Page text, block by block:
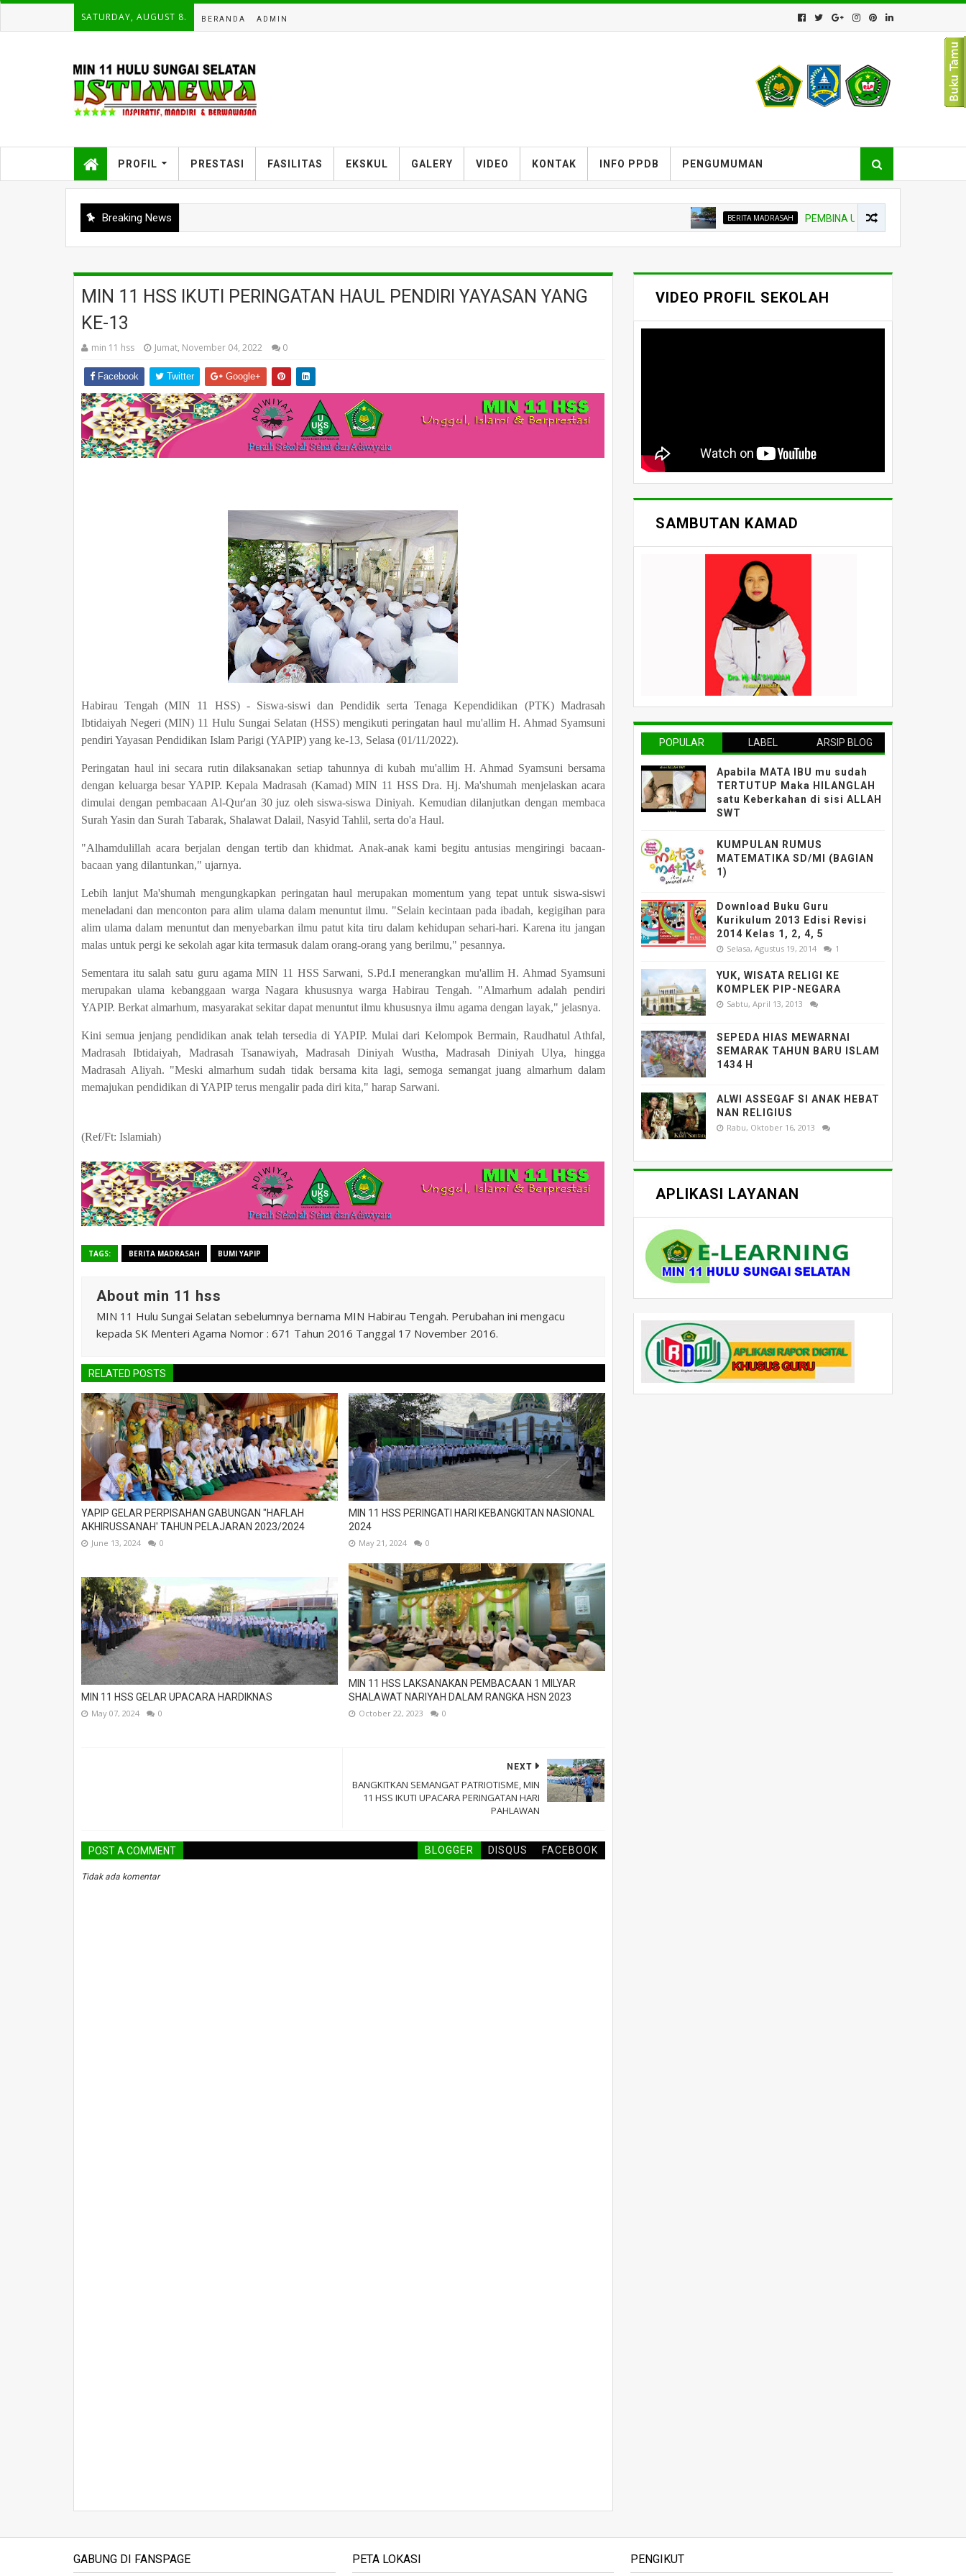
SATURDAY, AUGUST 8. BERANDA ADMIN
PROFIL PRESTASI FASILITAS EKSKUL GALERY VIDEO KONTAK INFO PPDB PENGUMUMAN
Breaking News BERITA MADRASAH PEMBINA UPACARA TEKANKAN NIAT
MIN 11 HSS IKUTI PERINGATAN HAUL PENDIRI YAYASAN YANG
KE-13
min 11 hss Jumat, November 04, 2022 0
Facebook Twitter Google+
Habirau Tengah (MIN 11 HSS) - Siswa-siswi dan Pendidik serta Tenaga Kependidikan (PTK) Madrasah
Ibtidaiyah Negeri (MIN) 11 Hulu Sungai Selatan (HSS) mengikuti peringatan haul mu'allim H. Ahmad Syamsuni
pendiri Yayasan Pendidikan Islam Parigi (YAPIP) yang ke-13, Selasa (01/11/2022).
Peringatan haul ini secara rutin dilaksanakan setiap tahunnya di kubah mu'allim H. Ahmad Syamsuni bersama
dengan keluarga besar YAPIP. Kepala Madrasah (Kamad) MIN 11 HSS Dra. Hj. Ma'shumah menjelaskan acara
dimulai dengan pembacaan Al-Qur'an 30 juz oleh siswa-siswa Diniyah. Kemudian dilanjutkan dengan membaca
Surah Yasin dan Surah Tabarak, Shalawat Dalail, Nasyid Tahlil, serta do'a Haul.
"Alhamdulillah acara berjalan dengan tertib dan khidmat. Anak-anak kami begitu antusias mengiringi bacaan-
bacaan yang dilantunkan," ujarnya.
Lebih lanjut Ma'shumah mengungkapkan peringatan haul merupakan momentum yang tepat untuk siswa-siswi
meneladani dan menconton para alim ulama dalam menuntut ilmu. "Selain kecintaan pada ibadah, kegigihan para
alim ulama dalam menuntut dan menyebarkan ilmu patut kita tiru dalam kehidupan sehari-hari. Karena itu jangan
malas untuk pergi ke sekolah agar kita termasuk dalam orang-orang yang berilmu," pesannya.
Sementara itu salah satu guru agama MIN 11 HSS Sarwani, S.Pd.I menerangkan mu'allim H. Ahmad Syamsuni
merupakan ulama kebanggaan warga Nagara khususnya warga Habirau Tengah. "Almarhum adalah pendiri
YAPIP. Berkat almarhum, masyarakat sekitar dapat menuntut ilmu khususnya ilmu agama dengan layak," jelasnya.
Kini semua jenjang pendidikan anak telah tersedia di YAPIP. Mulai dari Kelompok Bermain, Raudhatul Athfal,
Madrasah Ibtidaiyah, Madrasah Tsanawiyah, Madrasah Diniyah Wustha, Madrasah Diniyah Ulya, hingga
Madrasah Aliyah. "Meski almarhum sudah tidak bersama kita lagi, semoga semangat juang almarhum dalam
memajukan pendidikan di YAPIP terus mengalir pada diri kita," harap Sarwani.
(Ref/Ft: Islamiah)
TAGS: BERITA MADRASAH BUMI YAPIP
About min 11 hss
MIN 11 Hulu Sungai Selatan sebelumnya bernama MIN Habirau Tengah. Perubahan ini mengacu
kepada SK Menteri Agama Nomor : 671 Tahun 2016 Tanggal 17 November 2016.
RELATED POSTS
YAPIP GELAR PERPISAHAN GABUNGAN "HAFLAH
AKHIRUSSANAH' TAHUN PELAJARAN 2023/2024
June 13, 2024 0
MIN 11 HSS PERINGATI HARI KEBANGKITAN NASIONAL
2024
May 21, 2024 0
MIN 11 HSS GELAR UPACARA HARDIKNAS
May 07, 2024 0
MIN 11 HSS LAKSANAKAN PEMBACAAN 1 MILYAR
SHALAWAT NARIYAH DALAM RANGKA HSN 2023
October 22, 2023 0
NEXT
BANGKITKAN SEMANGAT PATRIOTISME, MIN
11 HSS IKUTI UPACARA PERINGATAN HARI
PAHLAWAN
POST A COMMENT BLOGGER DISQUS FACEBOOK
Tidak ada komentar
VIDEO PROFIL SEKOLAH
SAMBUTAN KAMAD
POPULAR LABEL ARSIP BLOG
Apabila MATA IBU mu sudah
TERTUTUP Maka HILANGLAH
satu Keberkahan di sisi ALLAH
SWT
KUMPULAN RUMUS
MATEMATIKA SD/MI (BAGIAN
1)
Download Buku Guru
Kurikulum 2013 Edisi Revisi
2014 Kelas 1, 2, 4, 5
Selasa, Agustus 19, 2014 1
YUK, WISATA RELIGI KE
KOMPLEK PIP-NEGARA
Sabtu, April 13, 2013
SEPEDA HIAS MEWARNAI
SEMARAK TAHUN BARU ISLAM
1434 H
ALWI ASSEGAF SI ANAK HEBAT
NAN RELIGIUS
Rabu, Oktober 16, 2013
APLIKASI LAYANAN
GABUNG DI FANSPAGE PETA LOKASI PENGIKUT